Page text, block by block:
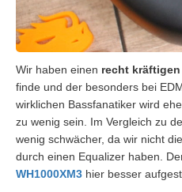
Wir haben einen recht kräftigen
finde und der besonders bei
wirklichen Bassfanatiker wird
zu wenig sein. Im Vergleich zu
wenig schwächer, da wir nicht
durch einen Equalizer haben.
WH1000XM3 hier besser